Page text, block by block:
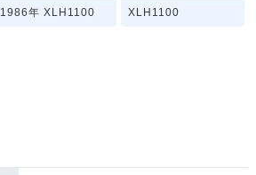
1986年 XLH1100 XLH1100